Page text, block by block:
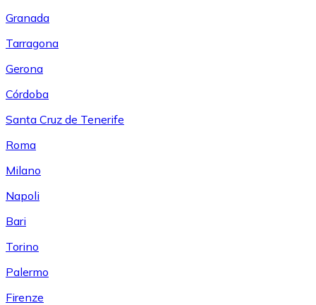
Granada
Tarragona
Gerona
Córdoba
Santa Cruz de Tenerife
Roma
Milano
Napoli
Bari
Torino
Palermo
Firenze